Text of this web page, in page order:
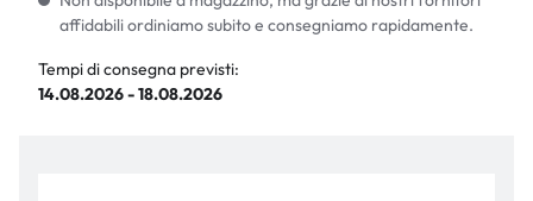
affidabili ordiniamo subito e consegniamo rapidamente.
Tempi di consegna previsti:
14.08.2026 - 18.08.2026